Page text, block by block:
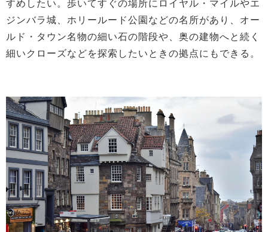
すめしたい。歩いてすぐの場所にロイヤル・マイルやエ
ジンバラ城、ホリールード公園などの名所があり、オー
ルド・タウン名物の細い石の階段や、奥の建物へと続く
細いクローズなどを探索したいときの拠点にもできる。